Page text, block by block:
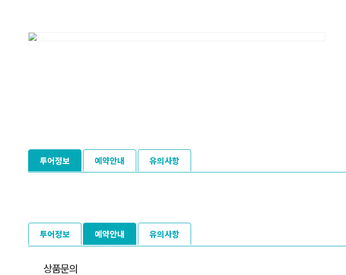
투어정보 예약안내 유의사항
투어정보 예약안내 유의사항
상품문의